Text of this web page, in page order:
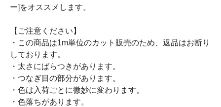
ー]をオススメします。
【ご注意ください】
・この商品は1m単位のカット販売のため、返品はお断り
しております。
・太さにばらつきがあります。
・つなぎ目の部分があります。
・色は入荷ごとに微妙に変わります。
・色落ちがあります。